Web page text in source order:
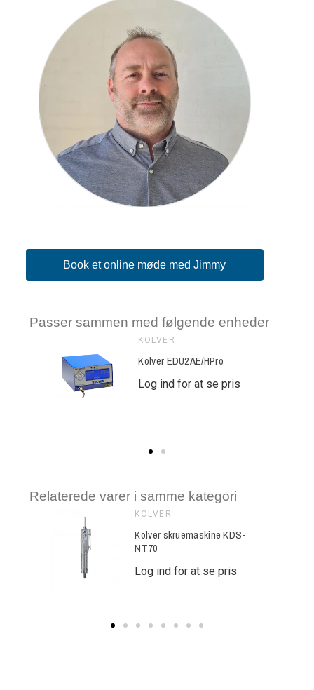
Book et online møde med Jimmy
Passer sammen med følgende enheder
KOLVER
Kolver EDU2AE/HPro
Log ind for at se pris
Relaterede varer i samme kategori
KOLVER
Kolver skruemaskine KDS-
NT70
Log ind for at se pris